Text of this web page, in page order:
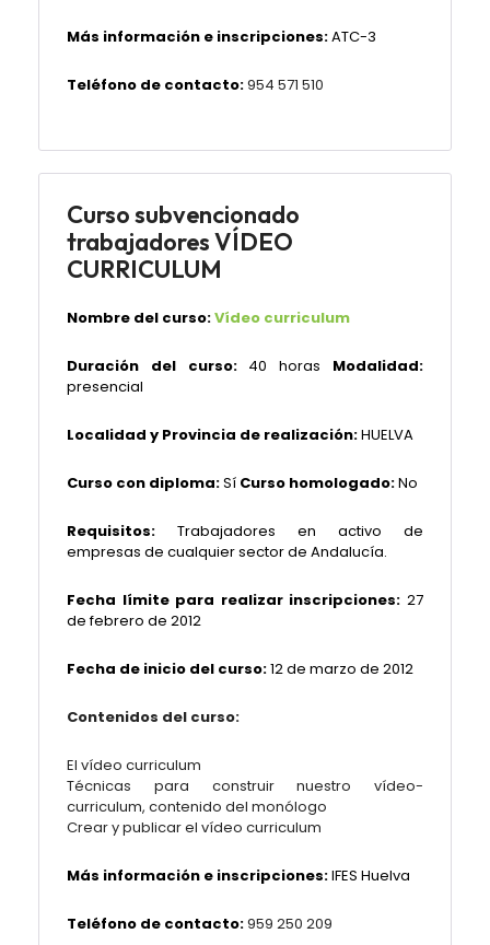
Más información e inscripciones:ATC-3
Teléfono de contacto:954 571 510
Curso subvencionado
trabajadores VÍDEO
CURRICULUM
Nombre del curso:Vídeo curriculum
Duración del curso:40 horas Modalidad:
presencial
Localidad y Provincia de realización:HUELVA
Curso con diploma:Sí Curso homologado:No
Requisitos: Trabajadores en activo de
empresas de cualquier sector de Andalucía.
Fecha límite para realizar inscripciones: 27
de febrero de 2012
Fecha de inicio del curso:12 de marzo de 2012
Contenidos del curso:
El vídeo curriculum
Técnicas para construir nuestro vídeo-
curriculum, contenido del monólogo
Crear y publicar el vídeo curriculum
Más información e inscripciones:IFES Huelva
Teléfono de contacto:959 250 209